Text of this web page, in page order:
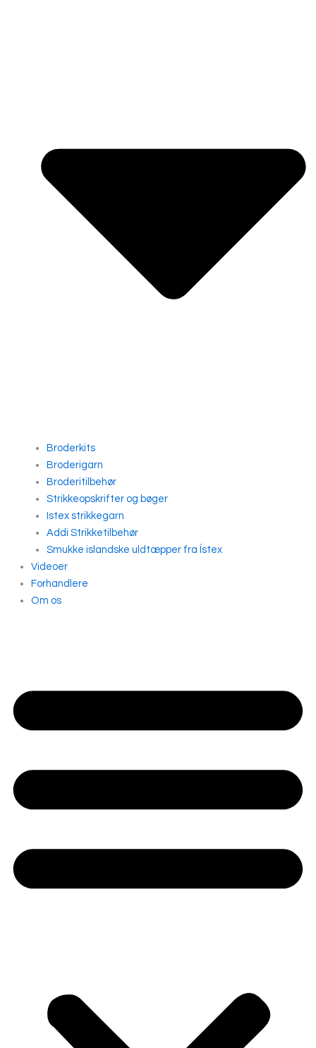
Broderkits
Broderigarn
Broderitilbehør
Strikkeopskrifter og bøger
Istex strikkegarn
Addi Strikketilbehør
Smukke islandske uldtæpper fra Ístex
Videoer
Forhandlere
Om os